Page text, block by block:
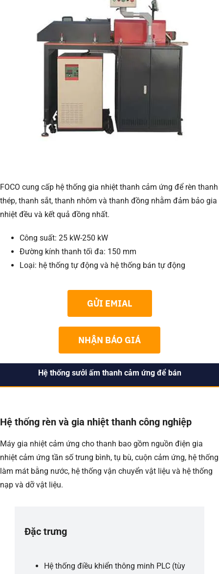
FOCO cung cấp hệ thống gia nhiệt thanh cảm ứng để rèn thanh
thép, thanh sắt, thanh nhôm và thanh đồng nhằm đảm bảo gia
nhiệt đều và kết quả đồng nhất.
Công suất: 25 kW-250 kW
Đường kính thanh tối đa: 150 mm
Loại: hệ thống tự động và hệ thống bán tự động
GỬI EMIAL
NHẬN BÁO GIÁ
Hệ thống sưởi ấm thanh cảm ứng để bán
Hệ thống rèn và gia nhiệt thanh công nghiệp
Máy gia nhiệt cảm ứng cho thanh bao gồm nguồn điện gia
nhiệt cảm ứng tần số trung bình, tụ bù, cuộn cảm ứng, hệ thống
làm mát bằng nước, hệ thống vận chuyển vật liệu và hệ thống
nạp và dỡ vật liệu.
Đặc trưng
Hệ thống điều khiển thông minh PLC (tùy